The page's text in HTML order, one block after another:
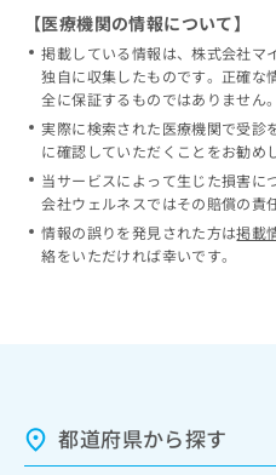
【医療機関の情報について】
掲載している情報は、株式会社マ
独自に収集したものです。正確な
全に保証するものではありません。
実際に検索された医療機関で受診
に確認していただくことをお勧め
当サービスによって生じた損害に
会社ウェルネスではその賠償の責
情報の誤りを発見された方は掲載
絡をいただければ幸いです。
都道府県から探す